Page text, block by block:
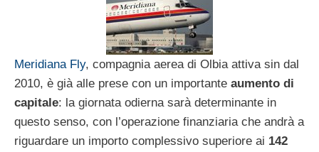
Meridiana Fly, compagnia aerea di Olbia attiva sin dal
2010, è già alle prese con un importante aumento di
capitale: la giornata odierna sarà determinante in
questo senso, con l’operazione finanziaria che andrà a
riguardare un importo complessivo superiore ai 142